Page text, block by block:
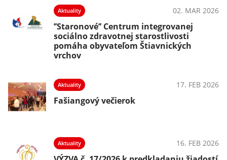
Aktuality 02. MAR 2026
’’Staronové’’ Centrum integrovanej
sociálno zdravotnej starostlivosti
pomáha obyvateľom Štiavnických
vrchov
Aktuality 17. FEB 2026
Fašiangový večierok
Aktuality 16. FEB 2026